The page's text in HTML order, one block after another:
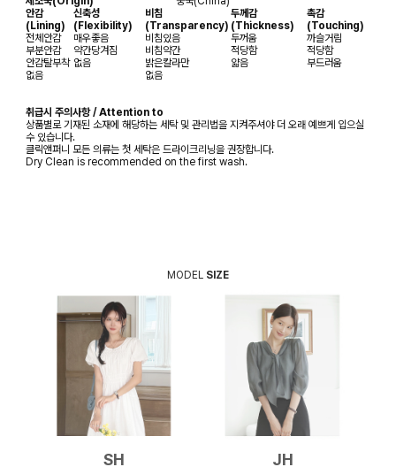
안감
(Lining)
신축성
(Flexibility)
비침
(Transparency)
두께감
(Thickness)
촉감
(Touching)
전체안감
매우좋음 비침있음 두꺼움
까슬거림
부분안감
약간당겨짐 비침약간 적당함
적당함
안감탈부착 없음 밝은칼라만 얇음
부드러움
없음
없음
취급시 주의사항 / Attention to
상품별로 기재된 소재에 해당하는 세탁 및 관리법을 지켜주셔야 더 오래 예쁘게 입으실
수 있습니다.
클릭앤퍼니 모든 의류는 첫 세탁은 드라이크리닝을 권장합니다.
Dry Clean is recommended on the first wash.
MODEL SIZE
SH JH